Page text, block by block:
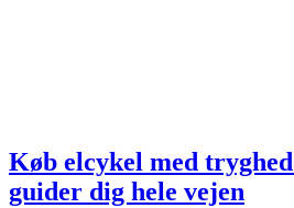
Køb elcykel med
guider dig hele vejen